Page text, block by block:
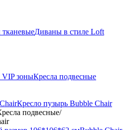
Диваны в стиле Loft
VIP зоныКресла подвесные
Кресло пузырь Bubble Chair
подвесные/